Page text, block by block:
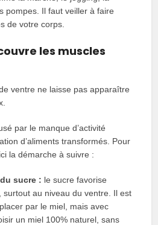
pompes. Il faut veiller à faire
de votre corps.
les muscles
ventre ne laisse pas apparaître
par le manque d’activité
d’aliments transformés. Pour
la démarche à suivre :
sucre : le sucre favorise
surtout au niveau du ventre. Il est
par le miel, mais avec
un miel 100% naturel, sans